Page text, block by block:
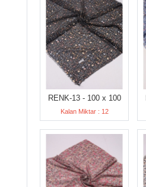
RENK-13 - 100 x 100
Kalan Miktar : 12